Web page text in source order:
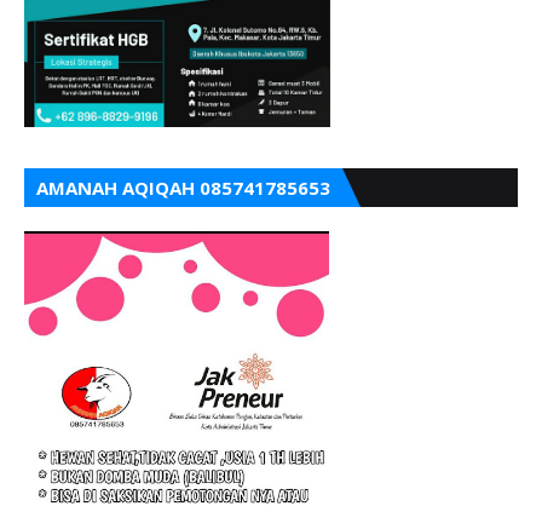
AMANAH AQIQAH 085741785653